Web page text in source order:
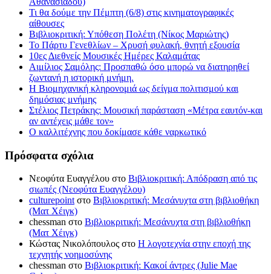
Τι θα δούμε την Πέμπτη (6/8) στις κινηματογραφικές
αίθουσες
Βιβλιοκριτική: Υπόθεση Πολέτη (Νίκος Μαριώτης)
Το Πάρτυ Γενεθλίων – Χρυσή φυλακή, θνητή εξουσία
10ες Διεθνείς Μουσικές Ημέρες Καλαμάτας
Αιμίλιος Σαμόλης: Προσπαθώ όσο μπορώ να διατηρηθεί
ζωντανή η ιστορική μνήμη.
Η Βιομηχανική κληρονομιά ως δείγμα πολιτισμού και
δημόσιας μνήμης
Στέλιος Πετράκης: Μουσική παράσταση «Μέτρα εαυτόν-και
αν αντέχεις μάθε τον»
Ο καλλιτέχνης που δοκίμασε κάθε ναρκωτικό
Πρόσφατα σχόλια
Νεοφύτα Ευαγγέλου στο Βιβλιοκριτική: Απόδραση από τις
σιωπές (Νεοφύτα Ευαγγέλου)
culturepointστο Βιβλιοκριτική: Μεσάνυχτα στη βιβλιοθήκη
(Ματ Χέιγκ)
chessman στο Βιβλιοκριτική: Μεσάνυχτα στη βιβλιοθήκη
(Ματ Χέιγκ)
Κώστας Νικολόπουλος στο Η λογοτεχνία στην εποχή της
τεχνητής νοημοσύνης
chessman στο Βιβλιοκριτική: Κακοί άντρες (Julie Mae